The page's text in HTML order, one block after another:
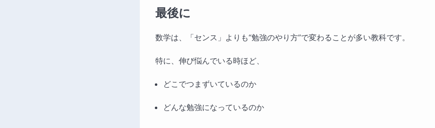
最後に
数学は、「センス」よりも“勉強のやり方”で変わることが多い教科です。
特に、伸び悩んでいる時ほど、
どこでつまずいているのか
どんな勉強になっているのか